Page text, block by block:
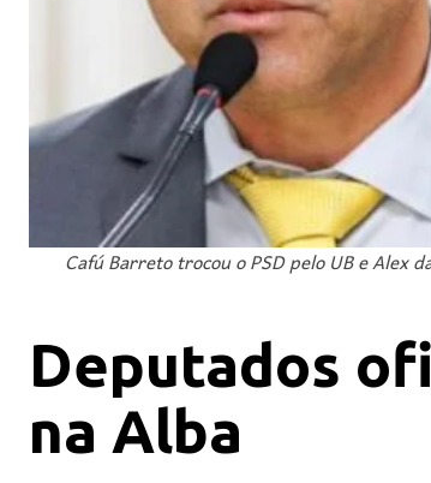
Cafú Barreto trocou o PSD pelo UB e Alex
Deputados
na Alba